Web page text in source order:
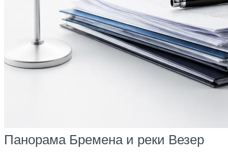
Панорама Бремена и реки Везер